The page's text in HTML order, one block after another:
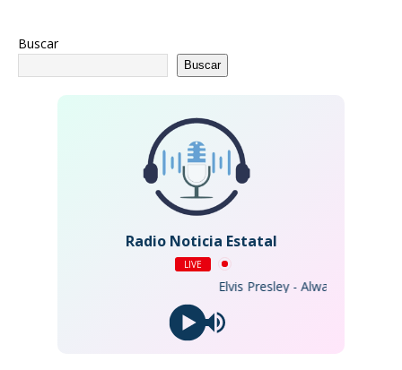
Buscar
Buscar
Radio Noticia Estatal
LIVE
Elvis Presley - Always On My